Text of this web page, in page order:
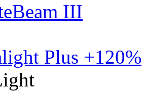
III
Plus +120%